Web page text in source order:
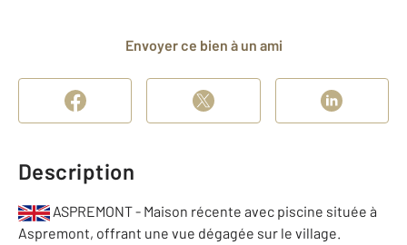
Envoyer ce bien à un ami
Description
ASPREMONT - Maison récente avec piscine située à
Aspremont, offrant une vue dégagée sur le village.